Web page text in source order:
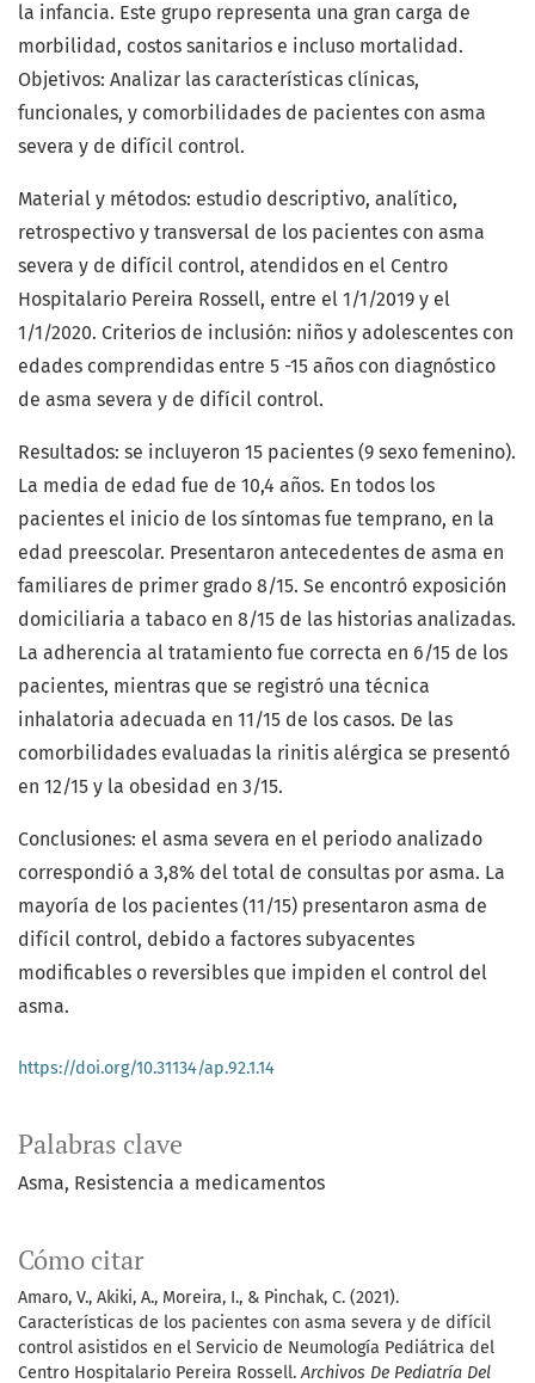
Palabras clave
Asma Resistencia a medicamentos
Cómo citar
Amaro, V., Akiki, A., Moreira, I., & Pinchak, C. (2021).
Características de los pacientes con asma severa y de difícil
control asistidos en el Servicio de Neumología Pediátrica del
Centro Hospitalario Pereira Rossell.Archivos De Pediatría Del
la infancia. Este grupo representa una gran carga de
morbilidad, costos sanitarios e incluso mortalidad.
Objetivos: Analizar las características clínicas,
funcionales, y comorbilidades de pacientes con asma
severa y de difícil control.
Material y métodos: estudio descriptivo, analítico,
retrospectivo y transversal de los pacientes con asma
severa y de difícil control, atendidos en el Centro
Hospitalario Pereira Rossell, entre el 1/1/2019 y el
1/1/2020. Criterios de inclusión: niños y adolescentes con
edades comprendidas entre 5 -15 años con diagnóstico
de asma severa y de difícil control.
Resultados: se incluyeron 15 pacientes (9 sexo femenino).
La media de edad fue de 10,4 años. En todos los
pacientes el inicio de los síntomas fue temprano, en la
edad preescolar. Presentaron antecedentes de asma en
familiares de primer grado 8/15. Se encontró exposición
domiciliaria a tabaco en 8/15 de las historias analizadas.
La adherencia al tratamiento fue correcta en 6/15 de los
pacientes, mientras que se registró una técnica
inhalatoria adecuada en 11/15 de los casos. De las
comorbilidades evaluadas la rinitis alérgica se presentó
en 12/15 y la obesidad en 3/15.
Conclusiones: el asma severa en el periodo analizado
correspondió a 3,8% del total de consultas por asma. La
mayoría de los pacientes (11/15) presentaron asma de
difícil control, debido a factores subyacentes
modificables o reversibles que impiden el control del
asma.
https://doi.org/10.31134/ap.92.1.14